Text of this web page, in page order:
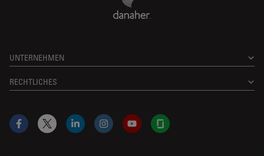
UNTERNEHMEN
RECHTLICHES
Facebook
X LinkedInInstagramYouTubeGlassdoor